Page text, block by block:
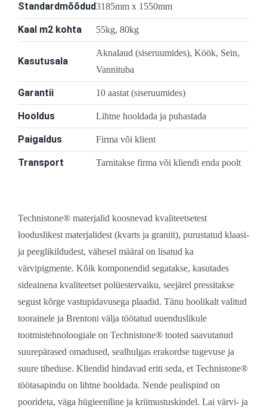
Standardmõõdud3185mm x 1550mm
Kaal m2 kohta 55kg, 80kg
Kasutusala
Aknalaud (siseruumides), Köök, Sein,
Vannituba
Garantii 10 aastat (siseruumides)
Hooldus Lihtne hooldada ja puhastada
Paigaldus Firma või klient
Transport Tarnitakse firma või kliendi enda poolt
Technistone® materjalid koosnevad kvaliteetsetest
looduslikest materjalidest (kvarts ja graniit), purustatud klaasi-
ja peeglikildudest, vähesel määral on lisatud ka
värvipigmente. Kõik komponendid segatakse, kasutades
sideainena kvaliteetset polüestervaiku, seejärel pressitakse
segust kõrge vastupidavusega plaadid. Tänu hoolikalt valitud
toorainele ja Brentoni välja töötatud uuenduslikule
tootmistehnoloogiale on Technistone® tooted saavutanud
suurepärased omadused, sealhulgas erakordse tugevuse ja
suure tiheduse. Kliendid hindavad eriti seda, et Technistone®
töötasapindu on lihtne hooldada. Nende pealispind on
poorideta, väga hügieeniline ja kriimustuskindel. Lai värvi- ja